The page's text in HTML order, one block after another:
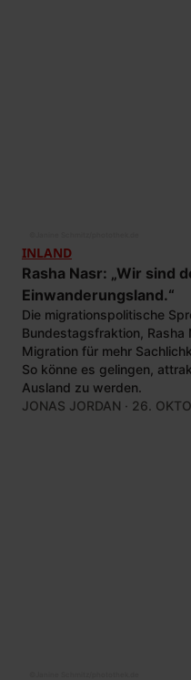
INLAND
Rasha Nasr: „Wir sind
Einwanderungsland.“
Die migrationspolitische
Bundestagsfraktion, Rasha
Migration für mehr
So könne es gelingen,
Ausland zu werden.
JONAS JORDAN · 26.